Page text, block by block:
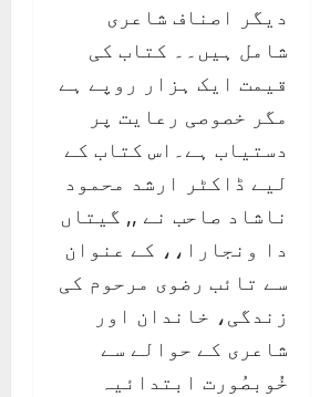
دیگر اصناف شاعری
شامل ہیں۔۔ کتاب کی
قیمت ایک ہزار روپے ہے
مگر خصوصی رعایت پر
دستیاب ہے۔اس کتاب کے
لیے ڈاکٹر ارشد محمود
ناشاد صاحب نے ,, گیتاں
دا ونجارا،، کے عنوان
سے تائب رضوی مرحوم کی
زندگی، خاندان اور
شاعری کے حوالے سے
خُوبصُورت ابتدائیہ